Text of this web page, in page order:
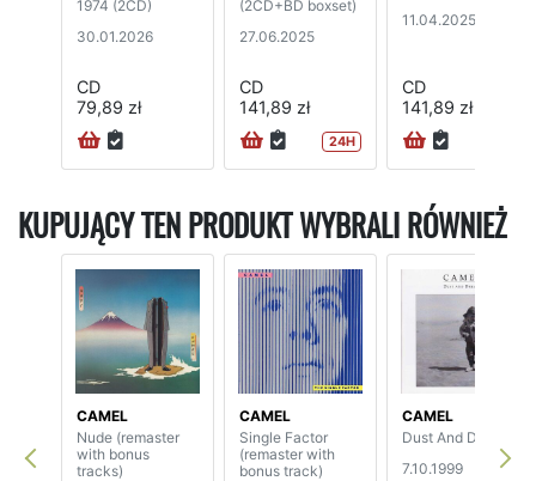
1974 (2CD)
30.01.2026
CD
79,89 zł
(2CD+BD boxset)
27.06.2025
CD
141,89 zł
24H
11.04.2025
CD
141,89 zł
KUPUJĄCY TEN PRODUKT WYBRALI RÓWNIEŻ
CAMEL
Nude (remaster
with bonus
tracks)
CAMEL
Single Factor
(remaster with
bonus track)
CAMEL
Dust And Dreams
7.10.1999